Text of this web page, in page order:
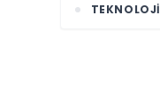
TEKNOLOJI